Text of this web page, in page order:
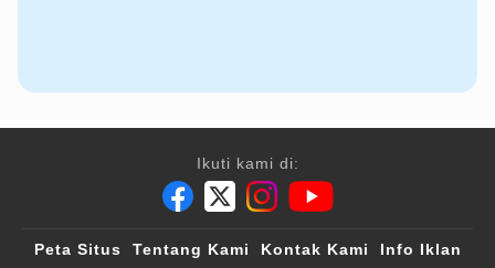
Ikuti kami di:
Peta Situs Tentang Kami Kontak Kami
Info Iklan